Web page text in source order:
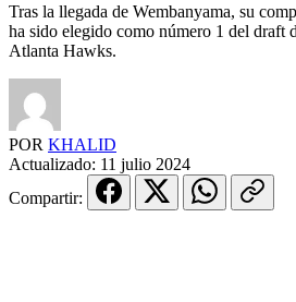
Tras la llegada de Wembanyama, su
ha sido elegido como número 1 del draft
Atlanta Hawks.
POR KHALID
Actualizado: 11 julio 2024
Compartir: